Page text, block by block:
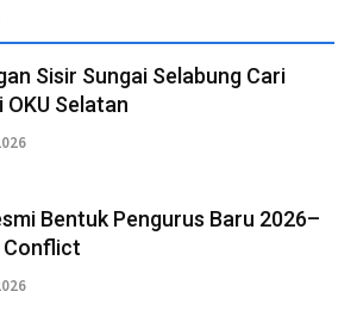
Sisir Sungai Selabung Cari
Selatan
Bentuk Pengurus Baru 2026–
Conflict